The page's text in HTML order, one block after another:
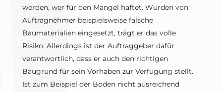
werden, wer für den Mangel haftet. Wurden von
Auftragnehmer beispielsweise falsche
Baumaterialien eingesetzt, trägt er das volle
Risiko. Allerdings ist der Auftraggeber dafür
verantwortlich, dass er auch den richtigen
Baugrund für sein Vorhaben zur Verfügung stellt.
Ist zum Beispiel der Boden nicht ausreichend